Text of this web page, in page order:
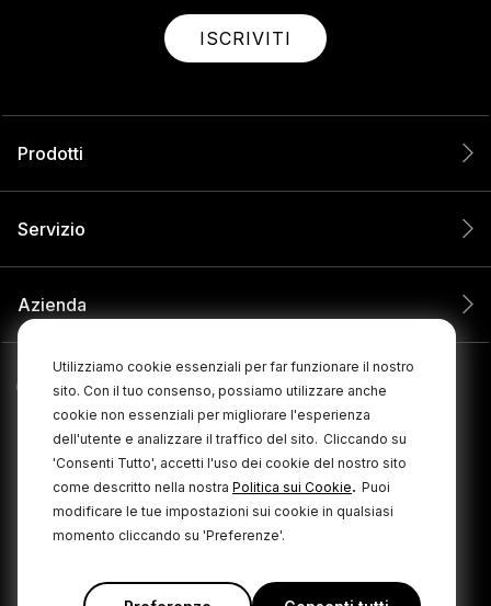
Utilizziamo cookie essenziali per far funzionare il nostro
sito. Con il tuo consenso, possiamo utilizzare anche
cookie non essenziali per migliorare l'esperienza
dell'utente e analizzare il traffico del sito. Cliccando su
'Consenti Tutto', accetti l'uso dei cookie del nostro sito
come descritto nella nostra Politica sui Cookie. Puoi
modificare le tue impostazioni sui cookie in qualsiasi
momento cliccando su 'Preferenze'.
ISCRIVITI
Prodotti
Servizio
Azienda
Informativa sulla privacy Termini e condizioni | Cookie Policy